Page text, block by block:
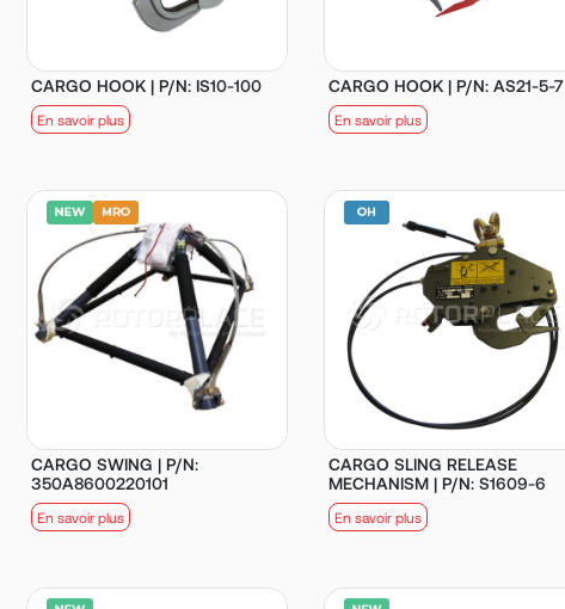
CARGO HOOK | P/N: IS10-100
En savoir plus
CARGO HOOK | P/N: AS21-5-7
En savoir plus
CARGO SWING | P/N:
350A8600220101
En savoir plus
CARGO SLING RELEASE
MECHANISM | P/N: S1609-6
En savoir plus